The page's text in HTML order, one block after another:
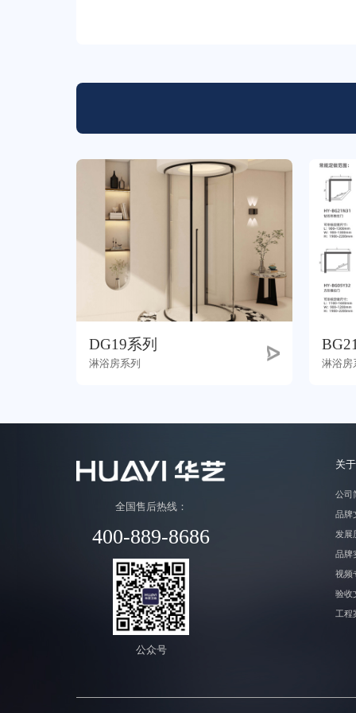
DG19系列
淋浴房系列 淋浴房
全国售后热线：
400-889-8686
公众号
关
公司
品牌
发展
品牌
视频
验收
工程